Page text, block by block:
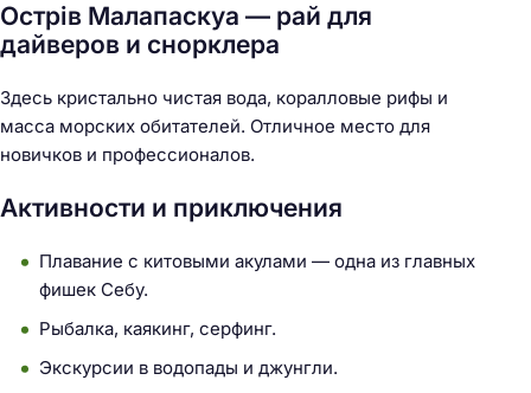
Острів Малапаскуа — рай для
дайверов и снорклера
Здесь кристально чистая вода, коралловые рифы и
масса морских обитателей. Отличное место для
новичков и профессионалов.
Активности и приключения
Плавание с китовыми акулами — одна из главных
фишек Себу.
Рыбалка, каякинг, серфинг.
Экскурсии в водопады и джунгли.